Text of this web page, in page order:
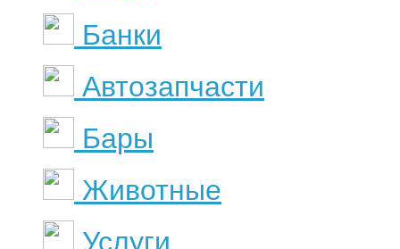
Банки
Автозапчасти
Бары
Животные
Услуги